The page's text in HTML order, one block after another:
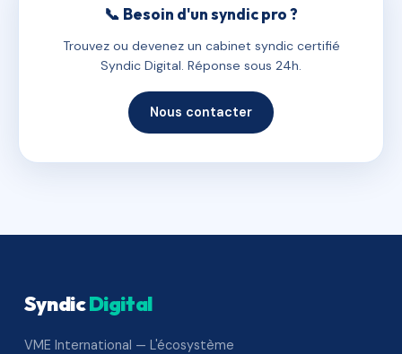
📞 Besoin d'un syndic pro ?
Trouvez ou devenez un cabinet syndic certifié
Syndic Digital. Réponse sous 24h.
Nous contacter
SyndicDigital
VME International — L'écosystème